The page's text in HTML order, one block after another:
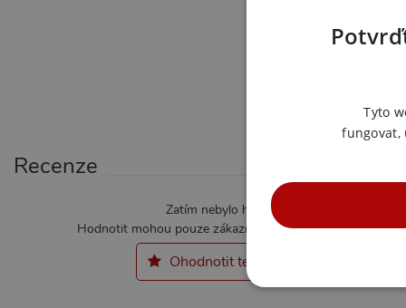
Recenze
Zatím nebylo hodnoceno
Hodnotit mohou pouze zákazníci kteří produkt zakoupili.
Ohodnotit tento produkt
Tyto
fungovat,